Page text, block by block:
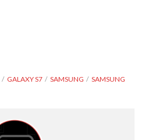
GALAXY S7 SAMSUNG
SAMSUNG